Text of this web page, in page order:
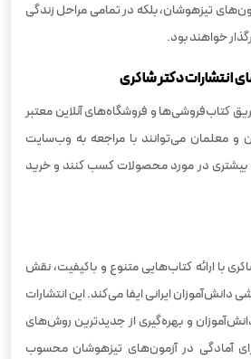
تیزهوشان، بلکه در تمامی مراحل زندگی
خواهند بود.
انتشارات دکتر شاکری
کتاب‌فروشی‌ها و فروشگاه‌های آنلاین معتبر
معلمان می‌توانند با مراجعه به وب‌سایت
بیشتری در مورد محصولات کسب کنند و خرید
با ارائه کتاب‌هایی متنوع و باکیفیت، نقش
ایرانی ایفا می‌کند. این انتشارات
دانش‌آموزان و بهره‌گیری از جدیدترین روش‌های
آمادگی در آزمون‌های تیزهوشان محسوب